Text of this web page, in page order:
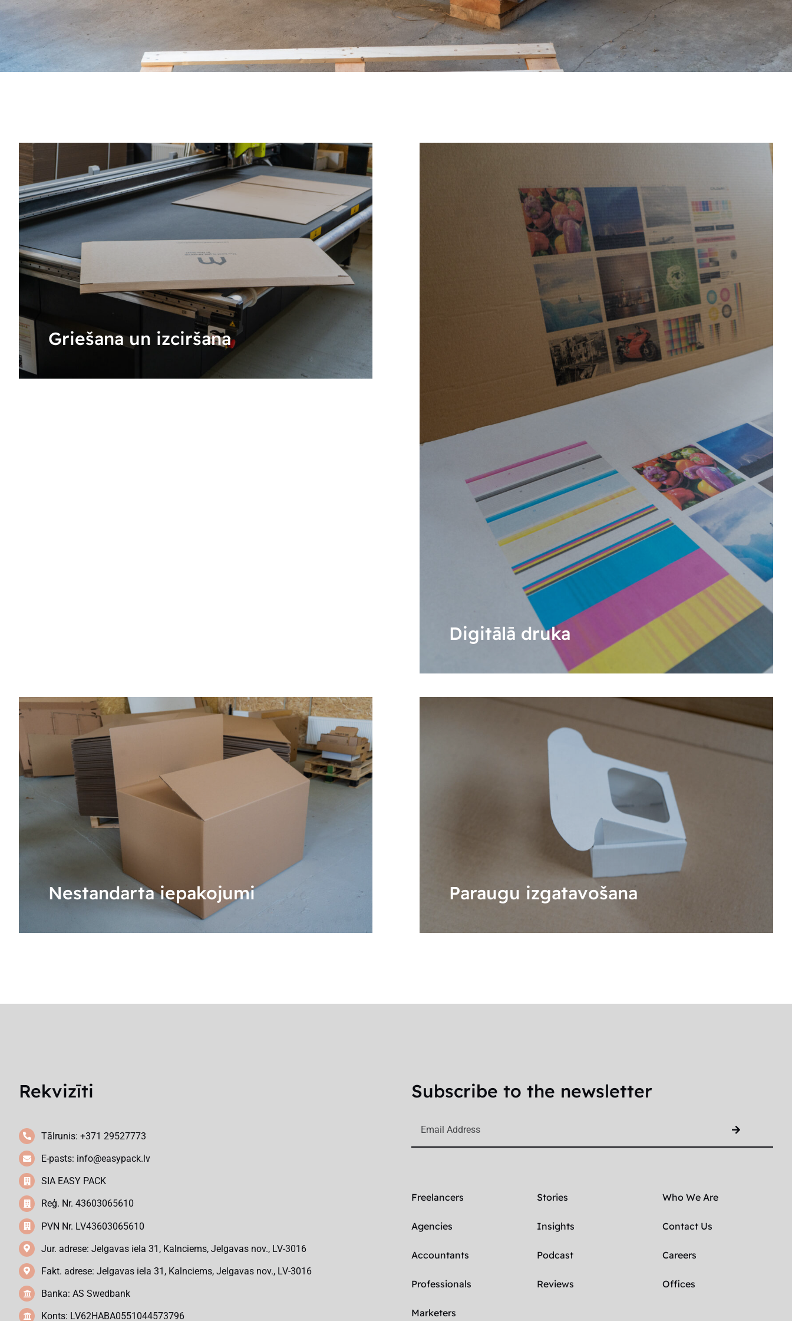
Griešana un izciršana
Digitālā druka
Nestandarta iepakojumi Paraugu izgatavošana
Rekvizīti
Tālrunis: +371 29527773
E-pasts: info@easypack.lv
SIA EASY PACK
Reģ. Nr. 43603065610
PVN Nr. LV43603065610
Jur. adrese: Jelgavas iela 31, Kalnciems, Jelgavas nov., LV-3016
Fakt. adrese: Jelgavas iela 31, Kalnciems, Jelgavas nov., LV-3016
Banka: AS Swedbank
Konts: LV62HABA0551044573796
Subscribe to the newsletter
Freelancers
Agencies
Accountants
Professionals
Marketers
Stories
Insights
Podcast
Reviews
Who We Are
Contact Us
Careers
Offices